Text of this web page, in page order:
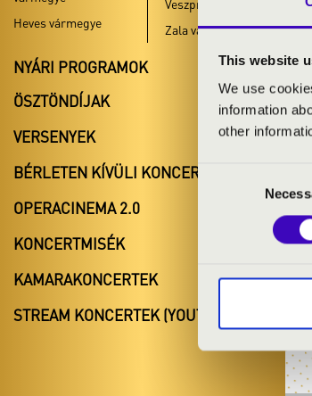
This website
We use
information
other
Consent
Heves vármegye
Veszprém vármegye
Zala vármegye
NYÁRI PROGRAMOK
ÖSZTÖNDÍJAK
VERSENYEK
BÉRLETEN KÍVÜLI KONCERTEK
OPERACINEMA 2.0
KONCERTMISÉK
KAMARAKONCERTEK
STREAM KONCERTEK (YOUTUBE)